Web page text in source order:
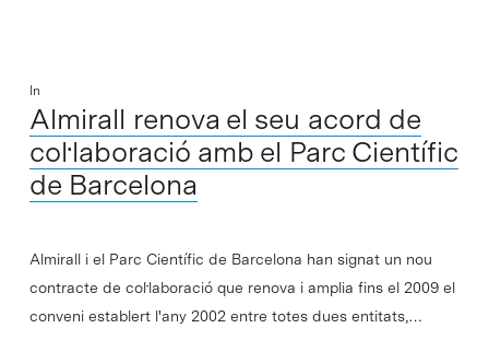
In
Almirall renova el seu acord de
col·laboració amb el Parc Científic
de Barcelona
Almirall i el Parc Científic de Barcelona han signat un nou
contracte de col·laboració que renova i amplia fins el 2009 el
conveni establert l'any 2002 entre totes dues entitats,…